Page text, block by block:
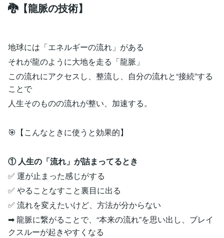
🐉【龍脈の技術】
地球には「エネルギーの流れ」がある
それが龍のように大地を走る「龍脈」
この流れにアクセスし、整流し、自分の流れと“接続”する
ことで
人生そのものの流れが整い、加速する。
🎯【こんなときに使うと効果的】
① 人生の「流れ」が詰まってるとき
✅ 運が止まった感じがする
✅ やることなすこと裏目に出る
✅ 流れを変えたいけど、方法が分からない
➡ 龍脈に繋がることで、“本来の流れ”を思い出し、ブレイ
クスルーが起きやすくなる